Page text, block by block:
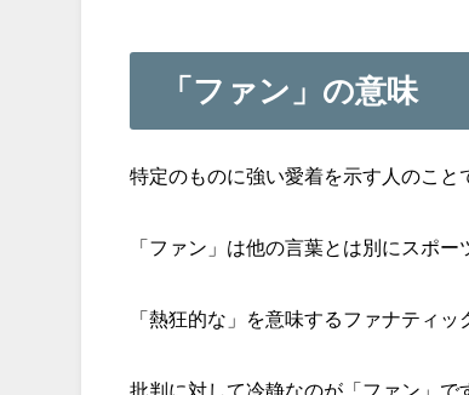
「ファン」の意味
特定のものに強い愛着を示す人のこと
「ファン」は他の言葉とは別にスポー
「熱狂的な」を意味するファナティッ
批判に対して冷静なのが「ファン」で